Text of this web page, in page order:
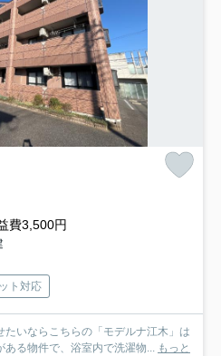
費3,500円
ト対応
いならこちらの「モデルナ江木」は
ある物件で、浴室内で洗濯物... もっと